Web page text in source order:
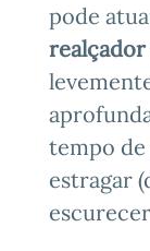
pode
tempo de
estragar